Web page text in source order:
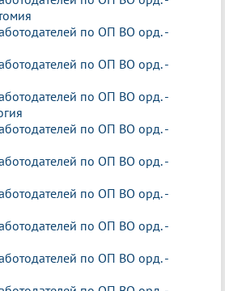
по ОП ВО орд. -
по ОП ВО орд. -
по ОП ВО орд. -
по ОП ВО орд. -
по ОП ВО орд. -
по ОП ВО орд. -
по ОП ВО орд. -
по ОП ВО орд. -